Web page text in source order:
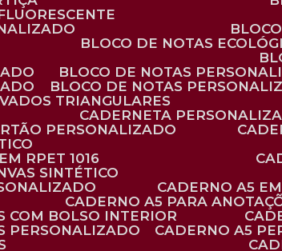
BLOCO DE NOTAS
BLOCO DE NOTAS
BLOCO DE NOTAS
TRIANGULARES
CADERNETA
PERSONALIZADO
RPET 1016
SINTÉTICO
CADERNO A5
CADERNO A5 PARA
COM BOLSO INTERIOR
PERSONALIZADO
CADERNO A5